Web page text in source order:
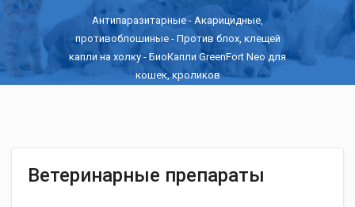
Антипаразитарные - Акарицидные,
противоблошиные- Против блох, клещей
капли на холку - БиоКапли GreenFort Neo для
кошек, кроликов
Ветеринарные препараты